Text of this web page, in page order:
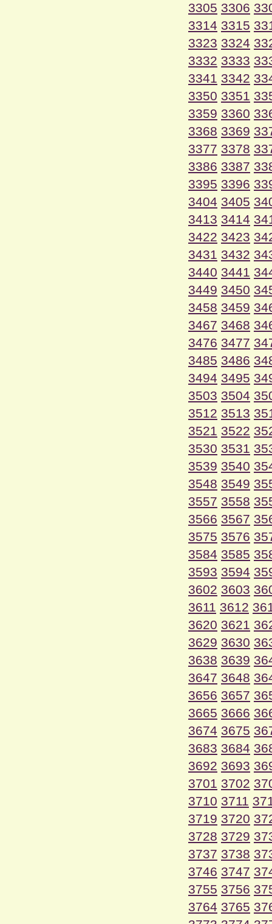
3305 3306
3314 3315
3323 3324
3332 3333
3341 3342
3350 3351
3359 3360
3368 3369
3377 3378
3386 3387
3395 3396
3404 3405
3413 3414
3422 3423
3431 3432
3440 3441
3449 3450
3458 3459
3467 3468
3476 3477
3485 3486
3494 3495
3503 3504
3512 3513
3521 3522
3530 3531
3539 3540
3548 3549
3557 3558
3566 3567
3575 3576
3584 3585
3593 3594
3602 3603
3611 3612
3620 3621
3629 3630
3638 3639
3647 3648
3656 3657
3665 3666
3674 3675
3683 3684
3692 3693
3701 3702
3710 3711
3719 3720
3728 3729
3737 3738
3746 3747
3755 3756
3764 3765